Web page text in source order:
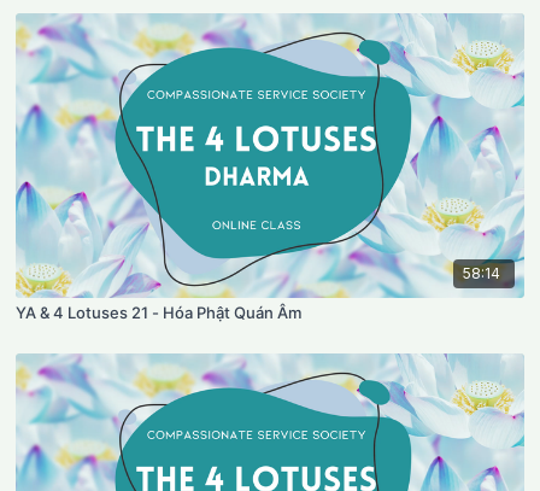
58:14
YA & 4 Lotuses 21 - Hóa Phật Quán Âm